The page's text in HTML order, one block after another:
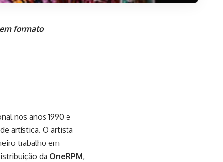
formato
nos anos 1990 e
artística. O artista
trabalho em
da OneRPM,